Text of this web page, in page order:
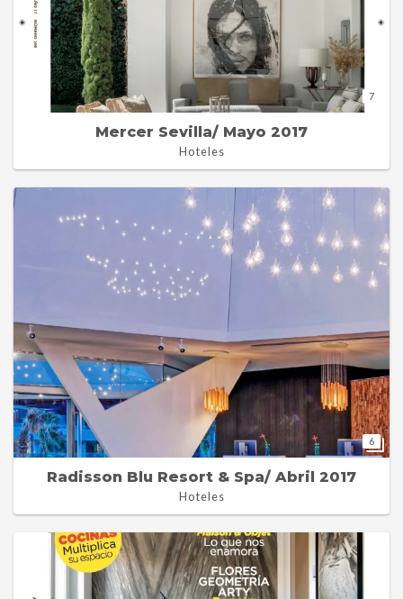
alvaro@alvarocastro.com
7
Mercer Sevilla/ Mayo 2017
Hoteles
6
Radisson Blu Resort & Spa/ Abril 2017
Hoteles